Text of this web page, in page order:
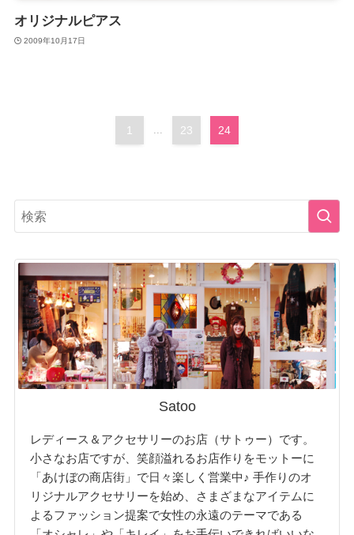
オリジナルピアス
2009年10月17日
1 23 24
Satoo
レディース＆アクセサリーのお店（サトゥー）です。
小さなお店ですが、笑顔溢れるお店作りをモットーに
「あけぼの商店街」で日々楽しく営業中♪ 手作りのオ
リジナルアクセサリーを始め、さまざまなアイテムに
よるファッション提案で女性の永遠のテーマである